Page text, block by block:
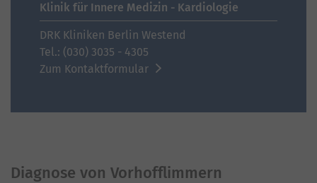
Klinik für Innere Medizin - Kardiologie
DRK Kliniken Berlin Westend
Tel.: (030) 3035 - 4305
Zum Kontaktformular
Diagnose von Vorhofflimmern